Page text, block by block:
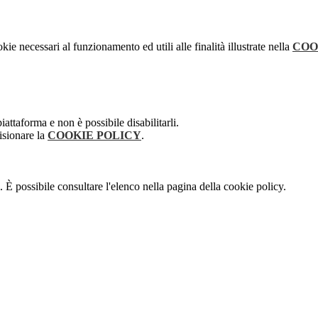
necessari al funzionamento ed utili alle finalità illustrate nella
e non è possibile disabilitarli.
la COOKIE POLICY.
possibile consultare l'elenco nella pagina della cookie policy.